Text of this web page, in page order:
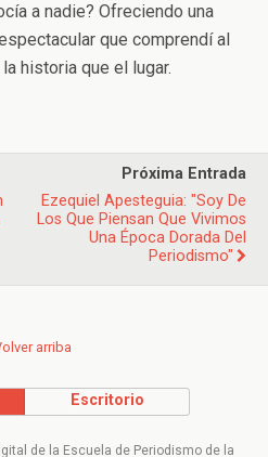
a nadie? Ofreciendo una
que comprendí al
historia que el lugar.
Próxima Entrada
Ezequiel Apesteguia: "Soy De
Los Que Piensan Que Vivimos
Una Época Dorada Del
Periodismo"
arriba
Escritorio
de la Escuela de Periodismo de la